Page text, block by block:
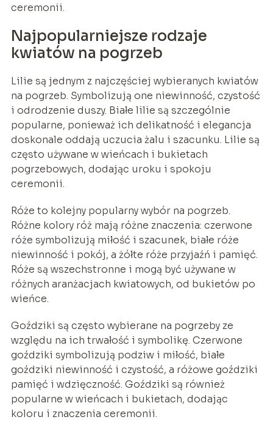
ceremonii.
Najpopularniejsze rodzaje
kwiatów na pogrzeb
Lilie są jednym z najczęściej wybieranych kwiatów
na pogrzeb. Symbolizują one niewinność, czystość
i odrodzenie duszy. Białe lilie są szczególnie
popularne, ponieważ ich delikatność i elegancja
doskonale oddają uczucia żalu i szacunku. Lilie są
często używane w wieńcach i bukietach
pogrzebowych, dodając uroku i spokoju
ceremonii.
Róże to kolejny popularny wybór na pogrzeb.
Różne kolory róż mają różne znaczenia: czerwone
róże symbolizują miłość i szacunek, białe róże
niewinność i pokój, a żółte róże przyjaźń i pamięć.
Róże są wszechstronne i mogą być używane w
różnych aranżacjach kwiatowych, od bukietów po
wieńce.
Goździki są często wybierane na pogrzeby ze
względu na ich trwałość i symbolikę. Czerwone
goździki symbolizują podziw i miłość, białe
goździki niewinność i czystość, a różowe goździki
pamięć i wdzięczność. Goździki są również
popularne w wieńcach i bukietach, dodając
koloru i znaczenia ceremonii.